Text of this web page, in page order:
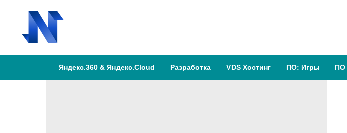
Яндекс.360 & Яндекс.Cloud Разработка VDS Хостинг ПО: Игры ПО